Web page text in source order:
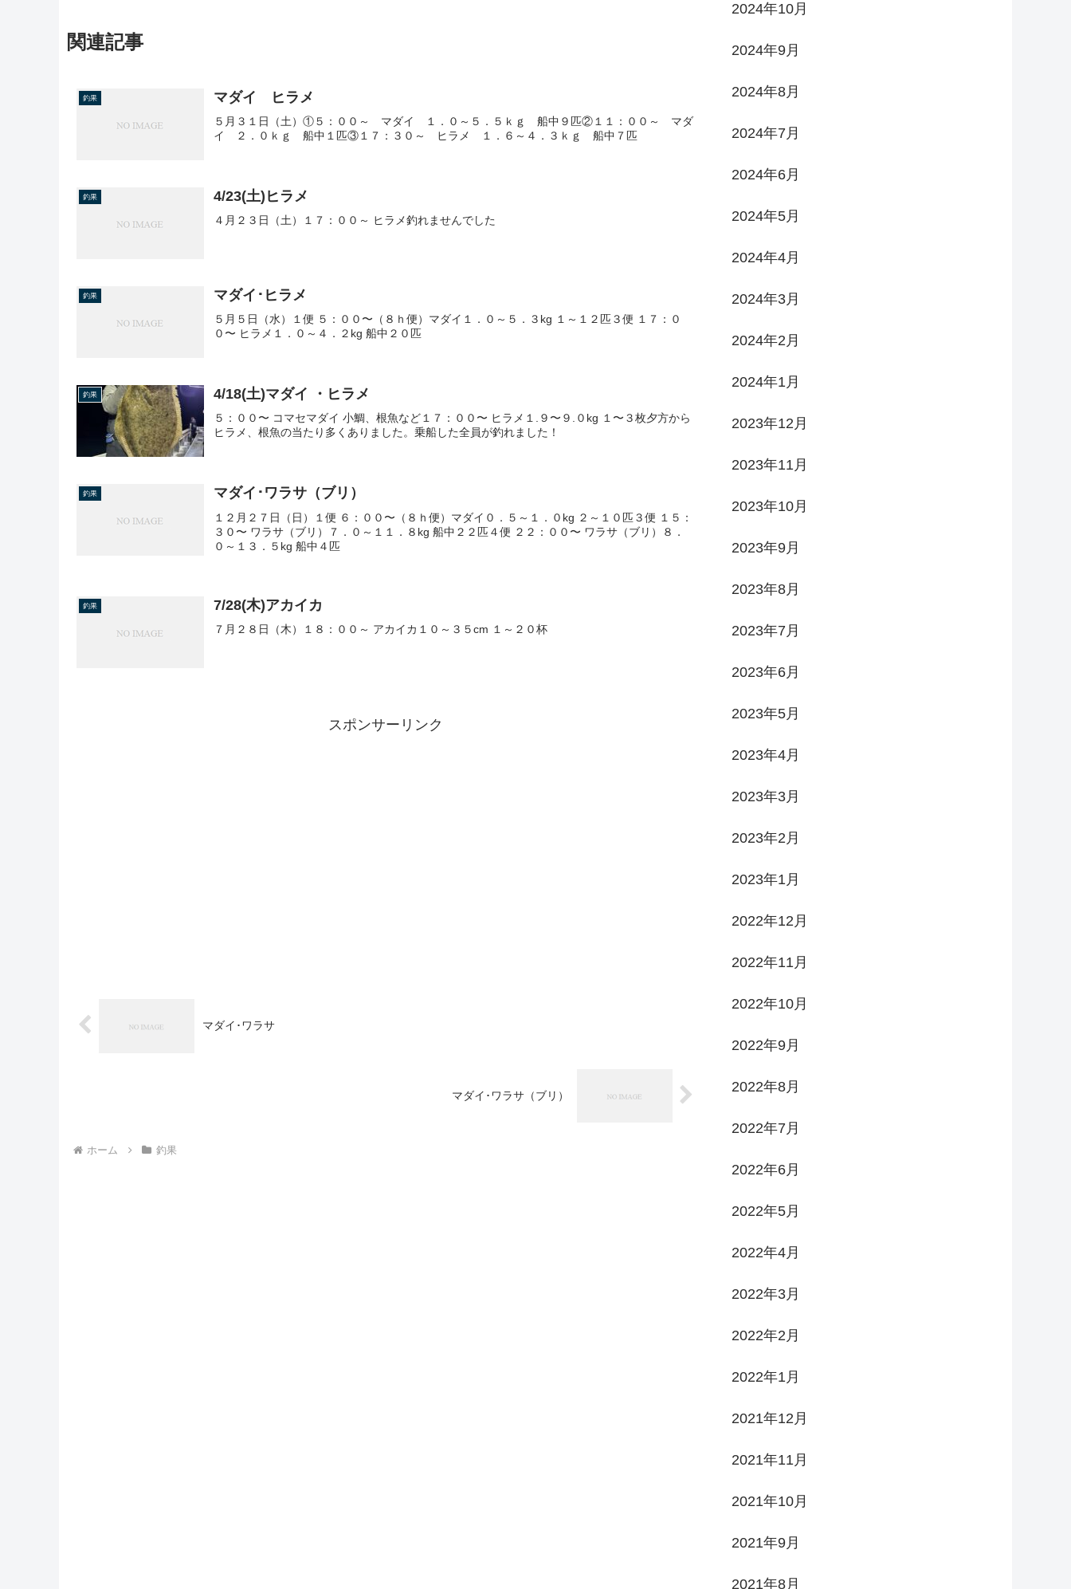
関連記事
釣果 マダイ ヒラメ
５月３１日（土）①５：００～ マダイ １．０～５．５ｋｇ 船中９匹②１１：００～ マダ
イ ２．０ｋｇ 船中１匹③１７：３０～ ヒラメ １．６～４．３ｋｇ 船中７匹
釣果 4/23(土)ヒラメ
４月２３日（土）１７：００～ ヒラメ釣れませんでした
釣果 マダイ･ヒラメ
５月５日（水）１便 ５：００〜（８ｈ便）マダイ１．０～５．３kg １～１２匹３便 １７：０
０〜 ヒラメ１．０～４．２kg 船中２０匹
釣果 4/18(土)マダイ ・ヒラメ
５：００〜 コマセマダイ 小鯛、根魚など１７：００〜 ヒラメ１.９〜９.０kg １〜３枚夕方から
ヒラメ、根魚の当たり多くありました。乗船した全員が釣れました！
釣果 マダイ･ワラサ（ブリ）
１２月２７日（日）１便 ６：００〜（８ｈ便）マダイ０．５～１．０kg ２～１０匹３便 １５：
３０〜 ワラサ（ブリ）７．０～１１．８kg 船中２２匹４便 ２２：００〜 ワラサ（ブリ）８．
０～１３．５kg 船中４匹
釣果 7/28(木)アカイカ
７月２８日（木）１８：００～ アカイカ１０～３５cm １～２０杯
スポンサーリンク
マダイ･ワラサ
マダイ･ワラサ（ブリ）
ホーム 釣果
2024年10月
2024年9月
2024年8月
2024年7月
2024年6月
2024年5月
2024年4月
2024年3月
2024年2月
2024年1月
2023年12月
2023年11月
2023年10月
2023年9月
2023年8月
2023年7月
2023年6月
2023年5月
2023年4月
2023年3月
2023年2月
2023年1月
2022年12月
2022年11月
2022年10月
2022年9月
2022年8月
2022年7月
2022年6月
2022年5月
2022年4月
2022年3月
2022年2月
2022年1月
2021年12月
2021年11月
2021年10月
2021年9月
2021年8月